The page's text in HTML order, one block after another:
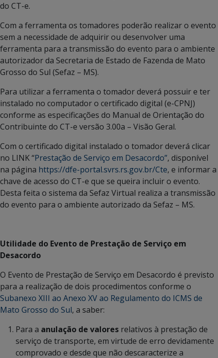
do CT-e.
Com a ferramenta os tomadores poderão realizar o evento
sem a necessidade de adquirir ou desenvolver uma
ferramenta para a transmissão do evento para o ambiente
autorizador da Secretaria de Estado de Fazenda de Mato
Grosso do Sul (Sefaz – MS).
Para utilizar a ferramenta o tomador deverá possuir e ter
instalado no computador o certificado digital (e-CPNJ)
conforme as especificações do Manual de Orientação do
Contribuinte do CT-e versão 3.00a – Visão Geral.
Com o certificado digital instalado o tomador deverá clicar
no LINK “Prestação de Serviço em Desacordo”, disponível
na página https://dfe-portal.svrs.rs.gov.br/Cte, e informar a
chave de acesso do CT-e que se queira incluir o evento.
Desta feita o sistema da Sefaz Virtual realiza a transmissão
do evento para o ambiente autorizado da Sefaz – MS.
Utilidade do Evento de Prestação de Serviço em
Desacordo
O Evento de Prestação de Serviço em Desacordo é previsto
para a realização de dois procedimentos conforme o
Subanexo XIII ao Anexo XV ao Regulamento do ICMS de
Mato Grosso do Sul, a saber:
Para a anulação de valores relativos à prestação de
serviço de transporte, em virtude de erro devidamente
comprovado e desde que não descaracterize a